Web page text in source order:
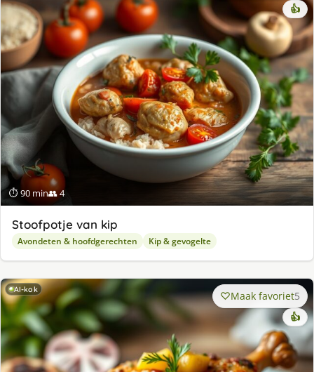
⏱ 90 min👥 4
👍
Stoofpotje van kip
Avondeten & hoofdgerechten Kip & gevogelte
AI-kok Maak favoriet5
👍